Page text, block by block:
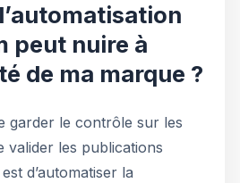
peut nuire à
de ma marque ?
garder le contrôle sur les
valider les publications
d’automatiser la